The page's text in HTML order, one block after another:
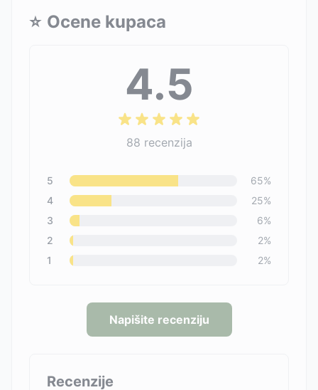
⭐ Ocene kupaca
4.5
88 recenzija
5 65%
4
25%
3
6%
2
2%
1
2%
Napišite recenziju
Recenzije